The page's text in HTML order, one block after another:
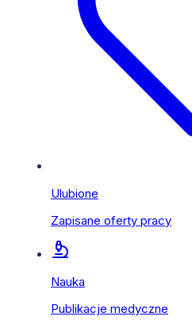
Ulubione
Zapisane oferty pracy
Nauka
Publikacje medyczne